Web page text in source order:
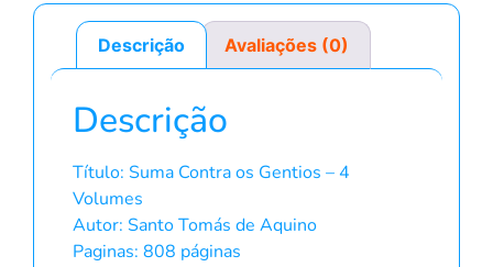
Descrição Avaliações (0)
Descrição
Título: Suma Contra os Gentios – 4
Volumes
Autor: Santo Tomás de Aquino
Paginas: 808 páginas